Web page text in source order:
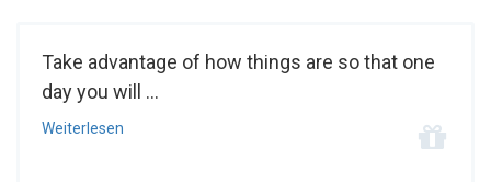
Take advantage of how things are so that one
day you will ...
Weiterlesen